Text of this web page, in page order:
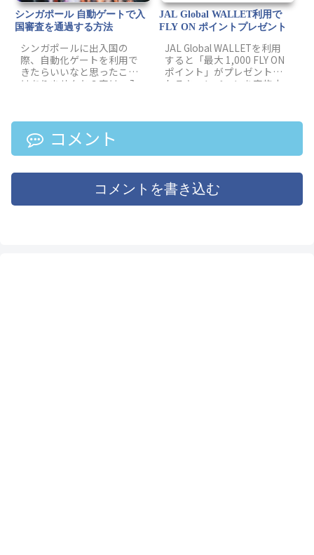
シンガポール 自動ゲートで入
国審査を通過する方法
シンガポールに出入国の
際、自動化ゲートを利用で
きたらいいなと思ったこと
はありませんか？実は、入
で、自動化ゲートが利用可
能となります。手続きの方
法、場所、書類の書き方、
実際に申請に行ったときの
JAL Global WALLET利用で
FLY ON ポイントプレゼント
JAL Global WALLETを利用
すると「最大 1,000 FLY ON
ポイント」がプレゼントさ
れるキャンペーンを実施中
いてみました。
コメント
コメントを書き込む